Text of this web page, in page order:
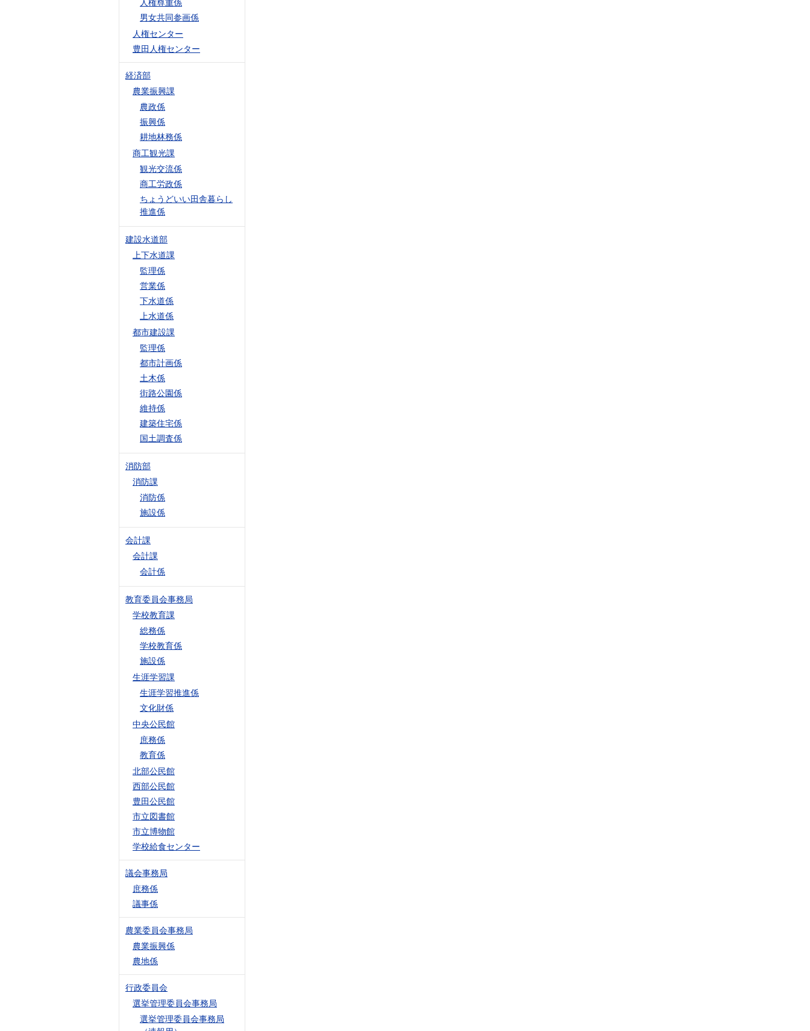
人権尊重係
男女共同参画係
人権センター
豊田人権センター
経済部
農業振興課
農政係
振興係
耕地林務係
商工観光課
観光交流係
商工労政係
ちょうどいい田舎暮らし
推進係
建設水道部
上下水道課
監理係
営業係
下水道係
上水道係
都市建設課
監理係
都市計画係
土木係
街路公園係
維持係
建築住宅係
国土調査係
消防部
消防課
消防係
施設係
会計課
会計課
会計係
教育委員会事務局
学校教育課
総務係
学校教育係
施設係
生涯学習課
生涯学習推進係
文化財係
中央公民館
庶務係
教育係
北部公民館
西部公民館
豊田公民館
市立図書館
市立博物館
学校給食センター
議会事務局
庶務係
議事係
農業委員会事務局
農業振興係
農地係
行政委員会
選挙管理委員会事務局
選挙管理委員会事務局